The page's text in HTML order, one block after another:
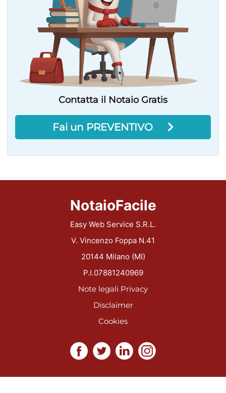
Contatta il Notaio Gratis
Fai un PREVENTIVO
NotaioFacile
Easy Web Service S.R.L.
V. Vincenzo Foppa N.41
20144 Milano (MI)
P.I.07881240969
Note legali Privacy
Disclaimer
Cookies